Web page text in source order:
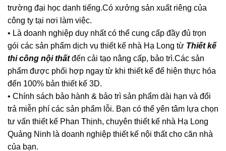
trường đại học danh tiếng.Có xưởng sản xuất riêng của
công ty tại nơi làm việc.
• Là doanh nghiệp duy nhất có thể cung cấp đầy đủ trọn
gói các sản phẩm dịch vụ thiết kế nhà Hạ Long từ Thiết kế
thi công nội thấtđến cải tạo nâng cấp, bảo trì.Các sản
phẩm được phối hợp ngay từ khi thiết kế để hiện thực hóa
đến 100% bản thiết kế 3D.
• Chính sách bảo hành & bảo trì sản phẩm dài hạn và đổi
trả miễn phí các sản phẩm lỗi. Bạn có thể yên tâm lựa chọn
tư vấn thiết kế Phan Thịnh, chuyên thiết kế nhà Hạ Long
Quảng Ninh là doanh nghiệp thiết kế nội thất cho căn nhà
của bạn.